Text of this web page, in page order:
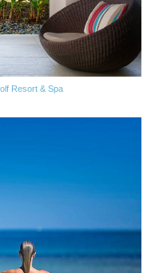
Resort & Spa